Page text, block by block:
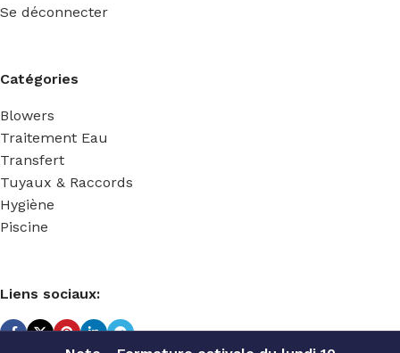
Se déconnecter
Catégories
Blowers
Traitement Eau
Transfert
Tuyaux & Raccords
Hygiène
Piscine
Liens sociaux: